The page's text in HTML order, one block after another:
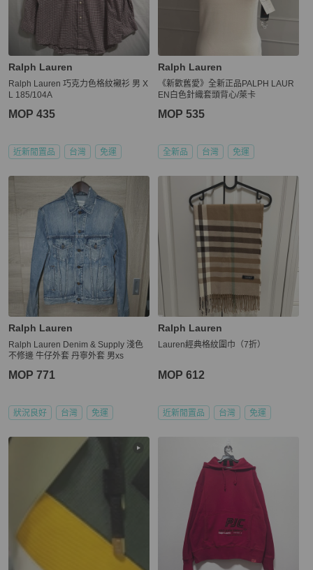
Ralph Lauren
Ralph Lauren 巧克力色格紋襯衫 男 X
L 185/104A
MOP 435
近新閒置品 台灣 免運
Ralph Lauren
《新歡舊愛》全新正品PALPH LAUR
EN白色針織套頭背心/萊卡
MOP 535
全新品 台灣 免運
Ralph Lauren
Ralph Lauren Denim & Supply 淺色
不修邊 牛仔外套 丹寧外套 男xs
MOP 771
狀況良好 台灣 免運
Ralph Lauren
Lauren經典格紋圍巾（7折）
MOP 612
近新閒置品 台灣 免運